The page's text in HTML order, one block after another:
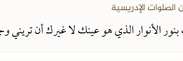
الصلوات الإدريسية
بنور الأنوار الذي هو عينك لا غيرك أن تريني